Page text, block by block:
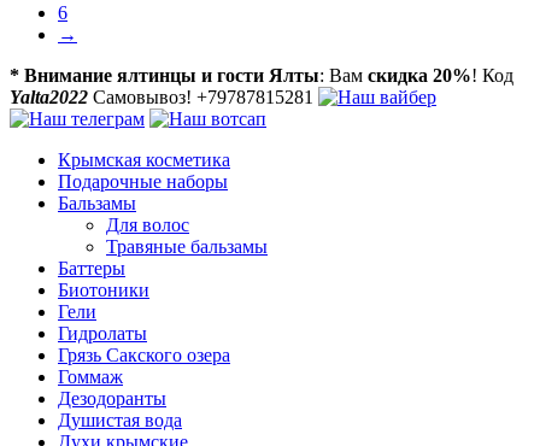
6
→
* Внимание ялтинцы и гости Ялты: Вам скидка 20%! Код
Yalta2022 Самовывоз! +79787815281
Крымская косметика
Подарочные наборы
Бальзамы
Для волос
Травяные бальзамы
Баттеры
Биотоники
Гели
Гидролаты
Грязь Сакского озера
Гоммаж
Дезодоранты
Душистая вода